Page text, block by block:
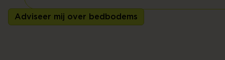
Adviseer mij over bedbodems